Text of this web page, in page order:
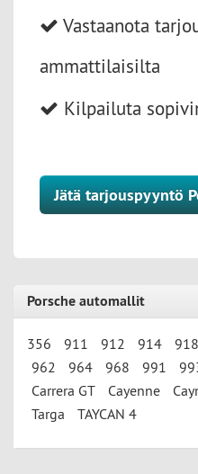
Vastaanota
ammattilaisilta
Kilpailuta
Jätä tarjouspyyntö
Porsche automallit
356 911 912 914 918
962
964 968 991
Carrera GT
Cayenne
Targa
TAYCAN 4